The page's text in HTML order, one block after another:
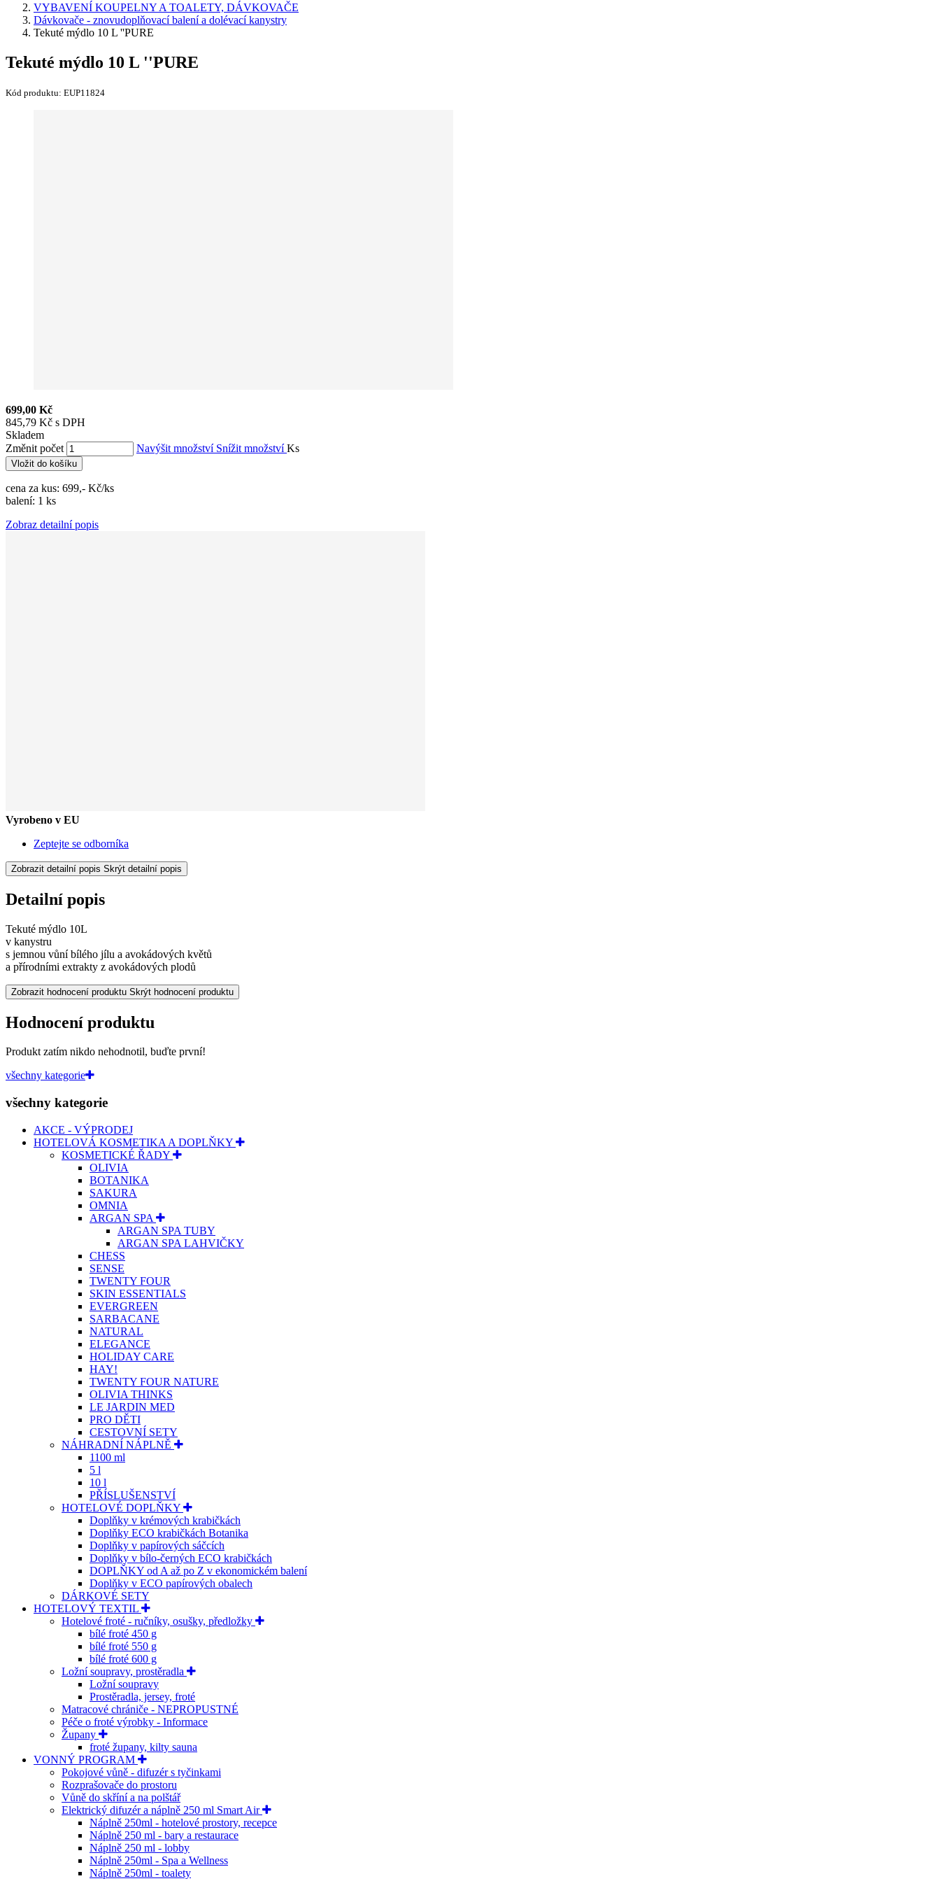
VYBAVENÍ KOUPELNY A TOALETY, DÁVKOVAČE
Dávkovače - znovudoplňovací balení a dolévací kanystry
Tekuté mýdlo 10 L ''PURE
Tekuté mýdlo 10 L ''PURE
Kód produktu: EUP11824
699,00 Kč
845,79 Kč s DPH
Skladem
Změnit počet
Navýšit množství Snížit množstvíKs
Vložit do košíku
cena za kus: 699,- Kč/ks
balení: 1 ks
Zobraz detailní popis
Vyrobeno v EU
Zeptejte se odborníka
Zobrazit detailní popis Skrýt detailní popis
Detailní popis
Tekuté mýdlo 10L
v kanystru
s jemnou vůní bílého jílu a avokádových květů
a přírodními extrakty z avokádových plodů
Zobrazit hodnocení produktu Skrýt hodnocení produktu
Hodnocení produktu
Produkt zatím nikdo nehodnotil, buďte první!
všechny kategorie
všechny kategorie
AKCE - VÝPRODEJ
HOTELOVÁ KOSMETIKA A DOPLŇKY
KOSMETICKÉ ŘADY
OLIVIA
BOTANIKA
SAKURA
OMNIA
ARGAN SPA
ARGAN SPA TUBY
ARGAN SPA LAHVIČKY
CHESS
SENSE
TWENTY FOUR
SKIN ESSENTIALS
EVERGREEN
SARBACANE
NATURAL
ELEGANCE
HOLIDAY CARE
HAY!
TWENTY FOUR NATURE
OLIVIA THINKS
LE JARDIN MED
PRO DĚTI
CESTOVNÍ SETY
NÁHRADNÍ NÁPLNĚ
1100 ml
5 l
10 l
PŘÍSLUŠENSTVÍ
HOTELOVÉ DOPLŇKY
Doplňky v krémových krabičkách
Doplňky ECO krabičkách Botanika
Doplňky v papírových sáčcích
Doplňky v bílo-černých ECO krabičkách
DOPLŇKY od A až po Z v ekonomickém balení
Doplňky v ECO papírových obalech
DÁRKOVÉ SETY
HOTELOVÝ TEXTIL
Hotelové froté - ručníky, osušky, předložky
bílé froté 450 g
bílé froté 550 g
bílé froté 600 g
Ložní soupravy, prostěradla
Ložní soupravy
Prostěradla, jersey, froté
Matracové chrániče - NEPROPUSTNÉ
Péče o froté výrobky - Informace
Župany
froté župany, kilty sauna
VONNÝ PROGRAM
Pokojové vůně - difuzér s tyčinkami
Rozprašovače do prostoru
Vůně do skříní a na polštář
Elektrický difuzér a náplně 250 ml Smart Air
Náplně 250ml - hotelové prostory, recepce
Náplně 250 ml - bary a restaurace
Náplně 250 ml - lobby
Náplně 250ml - Spa a Wellness
Náplně 250ml - toalety